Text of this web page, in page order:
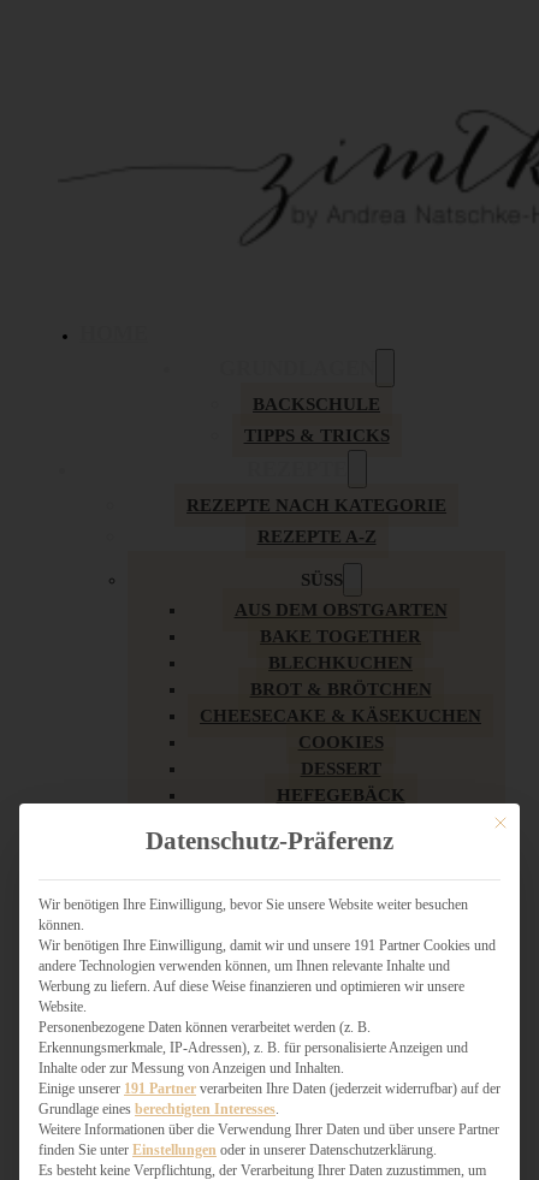
BACKSCHULE
TIPPS & TRICKS
REZEPTE NACH KATEGORIE
REZEPTE A-Z
SÜSS
AUS DEM OBSTGARTEN
BAKE TOGETHER
BLECHKUCHEN
BROT & BRÖTCHEN
CHEESECAKE & KÄSEKUCHEN
COOKIES
DESSERT
HEFEGEBÄCK
KUCHEN
LOW CARB & GESÜNDER
MY AMERICAN BAKERY
SCHOKOLADIGES
SÜSSES HAUPTGERICHT
TÖRTCHEN
VEGAN SÜSS
WEIHNACHTSBÄCKEREI
HERZHAFT
Mit
Datenschutz-Präferenz
Wir benötigen Ihre Einwilligung, bevor Sie unsere Website weiter besuchen
können.
Wir benötigen Ihre Einwilligung, damit wir und unsere 191 Partner Cookies und
andere Technologien verwenden können, um Ihnen relevante Inhalte und
Werbung zu liefern. Auf diese Weise finanzieren und optimieren wir unsere
Website.
Personenbezogene Daten können verarbeitet werden (z. B.
Erkennungsmerkmale, IP-Adressen), z. B. für personalisierte Anzeigen und
Inhalte oder zur Messung von Anzeigen und Inhalten.
Einige unserer 191 Partner verarbeiten Ihre Daten (jederzeit widerrufbar) auf der
Grundlage eines berechtigten Interesses
Weitere Informationen über die Verwendung Ihrer Daten und über unsere Partner
finden Sie unter Einstellungen oder in unserer Datenschutzerklärung.
Es besteht keine Verpflichtung, der Verarbeitung Ihrer Daten zuzustimmen, um